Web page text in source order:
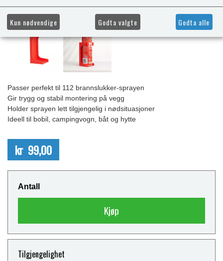
Passer perfekt til 112 brannslukker-sprayen
Gir trygg og stabil montering på vegg
Holder sprayen lett tilgjengelig i nødsituasjoner
Ideell til bobil, campingvogn, båt og hytte
kr 99,00
Antall
Kjøp
Tilgjengelighet
Kun nødvendige Godta valgte Godta alle